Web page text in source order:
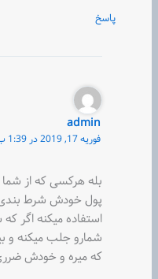
پاسخ
admin
فوریه 17, 2019 در 1:39 ب.ظ
بله هرکسی که از
پول خودش شرط بندی
استفاده میکنه اگر
شمارو جلب میکنه و
که میره و خودش